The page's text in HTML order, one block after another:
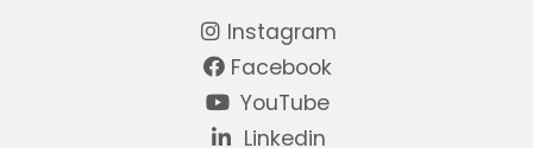
Instagram
Facebook
YouTube
Linkedin